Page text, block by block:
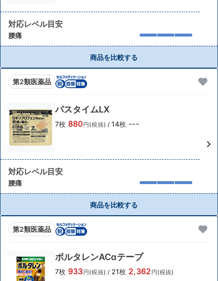
対応レベル目安
腰痛
商品を比較する
第2類医薬品
パスタイムLX
7枚 880円(税抜) / 14枚 ---
対応レベル目安
腰痛
商品を比較する
第2類医薬品
ボルタレンACαテープ
7枚 933円(税抜) / 21枚 2,362 円(税抜)